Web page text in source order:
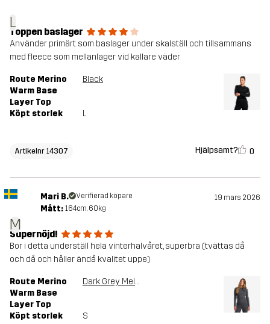
L
Toppen baslager
Använder primärt som baslager under skalställ och tillsammans
med fleece som mellanlager vid kallare väder
Route Merino
Warm Base
Layer Top
Black
Köpt storlek L
Artikelnr 14307 Hjälpsamt? 0
M
Mari B. Verifierad köpare 19 mars 2026
Mått: 164cm, 60kg
Supernöjd!
Bor i detta underställ hela vinterhalvåret, superbra (tvättas då
och då och håller ändå kvalitet uppe)
Route Merino
Warm Base
Layer Top
Dark Grey Melange
Köpt storlek S